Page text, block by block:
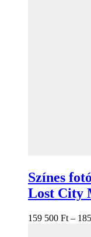
Színes
Lost City
159 500 Ft –